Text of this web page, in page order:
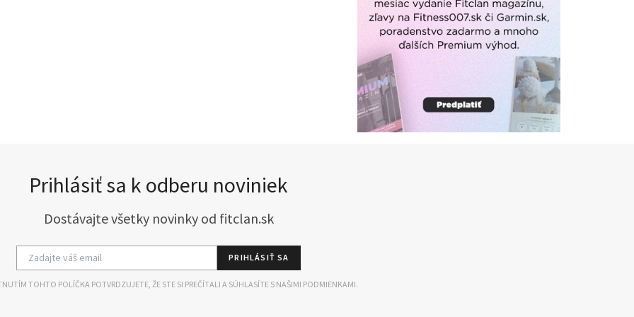
Prihlásiť sa k odberu noviniek
Dostávajte všetky novinky od fitclan.sk
PRIHLÁSIŤ SA
TOHTO POLÍČKA POTVRDZUJETE, ŽE STE SI PREČÍTALI A SÚHLASÍTE S NAŠIMI PODMIENKAMI.